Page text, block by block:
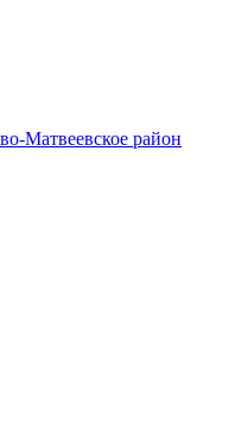
Матвеевское район